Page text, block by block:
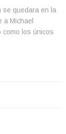
se quedara en la
Michael
como los únicos